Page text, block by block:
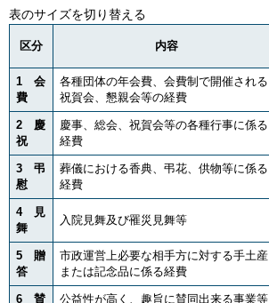
表のサイズを切り替える
区分 内容
1 会
費
各種団体の年会費、会費制で開催される
祝賀会、懇親会等の経費
2 慶
祝
慶事、総会、祝賀会等の各種行事に係る
経費
3 弔
慰
葬儀における香典、弔花、供物等に係る
経費
4 見
舞
入院見舞及び罹災見舞等
5 贈
答
市政運営上必要な相手方に対する手土産
または記念品に係る経費
6 賛 公益性が高く、趣旨に賛同出来る事業等